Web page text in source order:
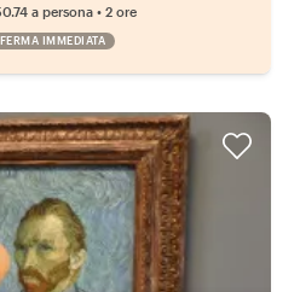
a persona • 2 ore
IMMEDIATA